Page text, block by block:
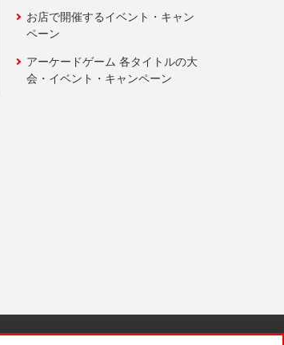
お店で開催するイベント・キャン
ペーン
アーケードゲーム 各タイトルの大
会・イベント・キャンペーン